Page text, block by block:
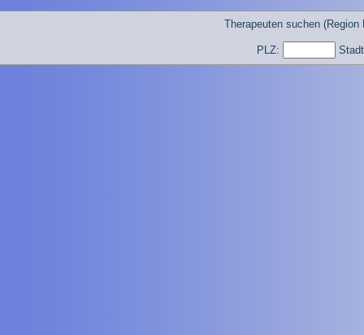
Therapeuten suchen
PLZ: